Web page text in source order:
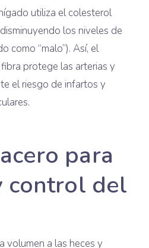
utiliza el colesterol
los niveles de
como “malo”). Así, el
protege las arterias y
el riesgo de infartos y
para
control del
volumen a las heces y